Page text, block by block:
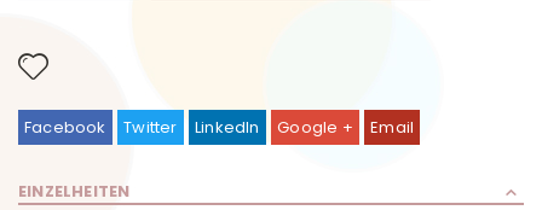
Facebook Twitter LinkedIn Google + Email
EINZELHEITEN